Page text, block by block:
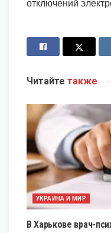
Читайте также
УКРАИНА И МИР
В Харькове врач-